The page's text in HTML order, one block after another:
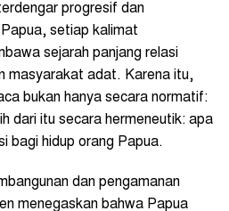
progresif dan
setiap kalimat
sejarah panjang relasi
masyarakat adat. Karena itu,
bukan hanya secara normatif:
dari itu secara hermeneutik: apa
bagi hidup orang Papua.
dan pengamanan
menegaskan bahwa Papua